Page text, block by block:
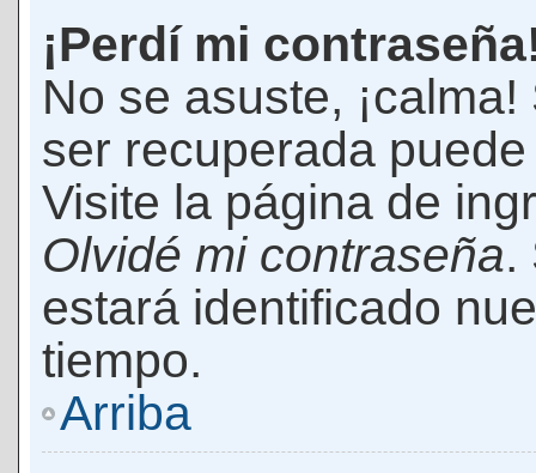
¡Perdí mi
No se asuste,
ser recuperada
Visite la página de
Olvidé mi contraseña.
estará identificado
tiempo.
Arriba